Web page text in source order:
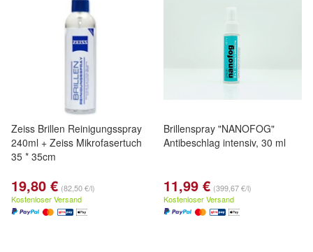
Zeiss Brillen Reinigungsspray
240ml + Zeiss Mikrofasertuch
35 * 35cm
19,80 € (82,50 €/l)
Kostenloser Versand
Brillenspray "NANOFOG"
Antibeschlag intensiv, 30 ml
11,99 € (399,67 €/l)
Kostenloser Versand